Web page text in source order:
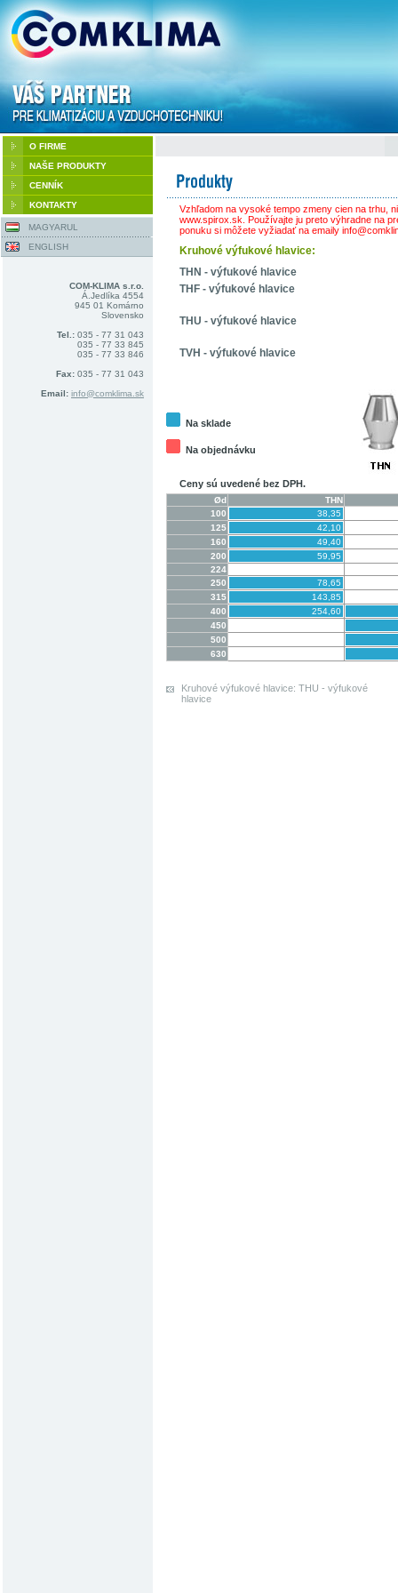
O FIRME
NAŠE PRODUKTY
CENNÍK
KONTAKTY
MAGYARUL
ENGLISH
COM-KLIMA s.r.o.
Á.Jedlíka 4554
945 01 Komárno
Slovensko
Tel.: 035 - 77 31 043
035 - 77 33 845
035 - 77 33 846
Fax: 035 - 77 31 043
Email: info@comklima.sk
Vzhľadom na vysoké tempo zmeny cien na trhu,
www.spirox.sk. Používajte ju preto výhradne na
ponuku si môžete vyžiadať na emaily
Kruhové výfukové hlavice:
THN - výfukové hlavice
THF - výfukové hlavice
THU - výfukové hlavice
TVH - výfukové hlavice
Na sklade
Na objednávku
Ceny sú uvedené bez DPH.
Ød
THN
100
38,35
125
42,10
160
49,40
200
59,95
224
250
78,65
315
143,85
400
254,60
450
500
630
Kruhové výfukové hlavice: THU - výfukové
hlavice